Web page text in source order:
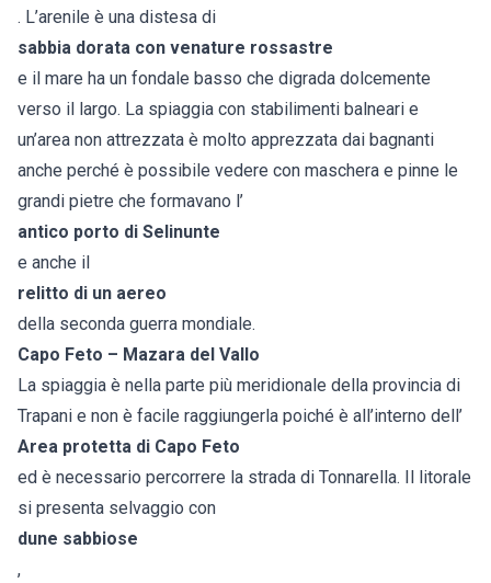
. L’arenile è una distesa di
sabbia dorata con venature rossastre
e il mare ha un fondale basso che digrada dolcemente
verso il largo. La spiaggia con stabilimenti balneari e
un’area non attrezzata è molto apprezzata dai bagnanti
anche perché è possibile vedere con maschera e pinne le
grandi pietre che formavano l’
antico porto di Selinunte
e anche il
relitto di un aereo
della seconda guerra mondiale.
Capo Feto – Mazara del Vallo
La spiaggia è nella parte più meridionale della provincia di
Trapani e non è facile raggiungerla poiché è all’interno dell’
Area protetta di Capo Feto
ed è necessario percorrere la strada di Tonnarella. Il litorale
si presenta selvaggio con
dune sabbiose
,